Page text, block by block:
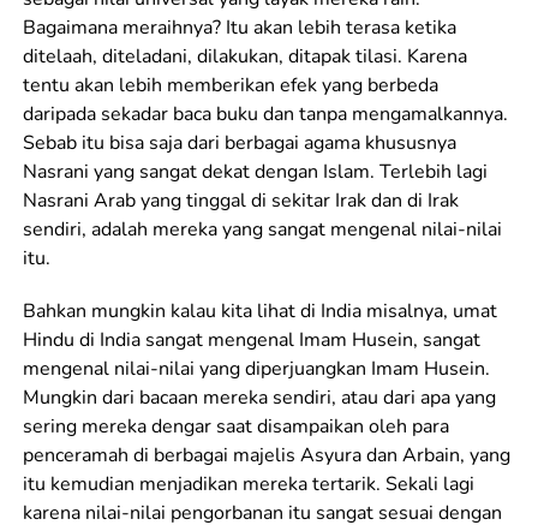
Bagaimana meraihnya? Itu akan lebih terasa ketika
ditelaah, diteladani, dilakukan, ditapak tilasi. Karena
tentu akan lebih memberikan efek yang berbeda
daripada sekadar baca buku dan tanpa mengamalkannya.
Sebab itu bisa saja dari berbagai agama khususnya
Nasrani yang sangat dekat dengan Islam. Terlebih lagi
Nasrani Arab yang tinggal di sekitar Irak dan di Irak
sendiri, adalah mereka yang sangat mengenal nilai-nilai
itu.
Bahkan mungkin kalau kita lihat di India misalnya, umat
Hindu di India sangat mengenal Imam Husein, sangat
mengenal nilai-nilai yang diperjuangkan Imam Husein.
Mungkin dari bacaan mereka sendiri, atau dari apa yang
sering mereka dengar saat disampaikan oleh para
penceramah di berbagai majelis Asyura dan Arbain, yang
itu kemudian menjadikan mereka tertarik. Sekali lagi
karena nilai-nilai pengorbanan itu sangat sesuai dengan